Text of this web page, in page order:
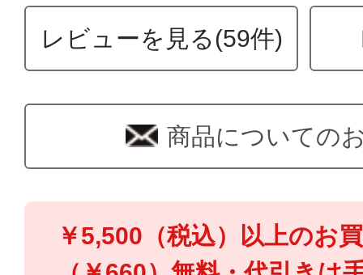
レビューを見る(59件)
商品についての
￥5,500（税込）以上のお